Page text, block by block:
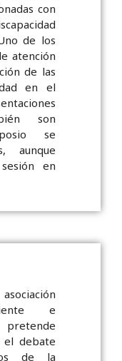
con
de los
atención
de las
en el
son
se
aunque
en
e
debate
de la